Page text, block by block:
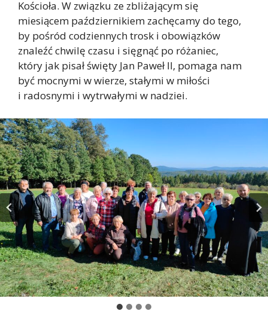
Kościoła. W związku ze zbliżającym się
miesiącem październikiem zachęcamy do tego,
by pośród codziennych trosk i obowiązków
znaleźć chwilę czasu i sięgnąć po różaniec,
który jak pisał święty Jan Paweł II, pomaga nam
być mocnymi w wierze, stałymi w miłości
i radosnymi i wytrwałymi w nadziei.